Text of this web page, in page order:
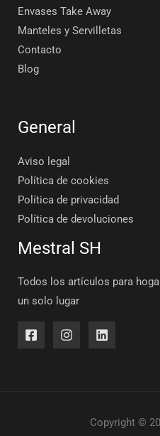
Envases Take Away
Manteles y Servilletas
Contacto
Blog
General
Aviso legal
Política de cookies
Política de privacidad
Política de devoluciones
Mestral SH
Todos los artículos para
un solo lugar
Copyright ©